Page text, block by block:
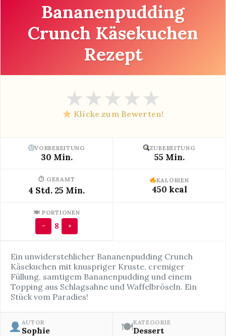
Bananenpudding
Crunch Käsekuchen
Rezept
★★★★★
Klicke zum Bewerten!
VORBEREITUNG
30 Min.
ZUBEREITUNG
55 Min.
⏱ GESAMT
4 Std. 25 Min.
KALORIEN
450 kcal
🍽 PORTIONEN
− 8 +
Ein unwiderstehlicher Bananenpudding Crunch
Käsekuchen mit knuspriger Kruste, cremiger
Füllung, samtigem Bananenpudding und einem
Topping aus Schlagsahne und Waffelbröseln. Ein
Stück vom Paradies!
AUTOR
Sophie 🍽KATEGORIE
Dessert